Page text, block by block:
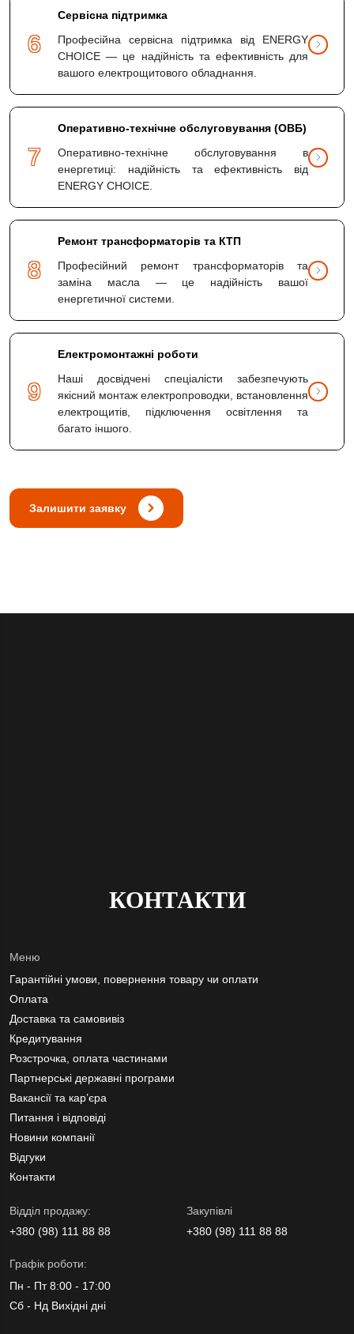
6
Сервісна підтримка
Професійна сервісна підтримка від ENERGY
CHOICE — це надійність та ефективність для
вашого електрощитового обладнання.
7
Оперативно-технічне обслуговування (ОВБ)
Оперативно-технічне обслуговування в
енергетиці: надійність та ефективність від
ENERGY CHOICE.
8
Ремонт трансформаторів та КТП
Професійний ремонт трансформаторів та
заміна масла — це надійність вашої
енергетичної системи.
9
Електромонтажні роботи
Наші досвідчені спеціалісти забезпечують
якісний монтаж електропроводки, встановлення
електрощитів, підключення освітлення та
багато іншого.
Залишити заявку
КОНТАКТИ
Меню
Гарантійні умови, повернення товару чи оплати
Оплата
Доставка та самовивіз
Кредитування
Розстрочка, оплата частинами
Партнерські державні програми
Вакансії та кар’єра
Питання і відповіді
Новини компанії
Відгуки
Контакти
Вiддiл продажу:
+380 (98) 111 88 88
Закупівлі
+380 (98) 111 88 88
Графік роботи:
Пн - Пт 8:00 - 17:00
Сб - Нд Вихідні дні